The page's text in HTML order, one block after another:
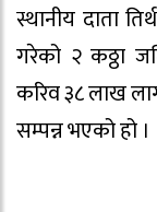
स्थानीय दाता
गरेको २ कठ्ठा
करिव ३८ लाख
सम्पन्न भएको हो ।